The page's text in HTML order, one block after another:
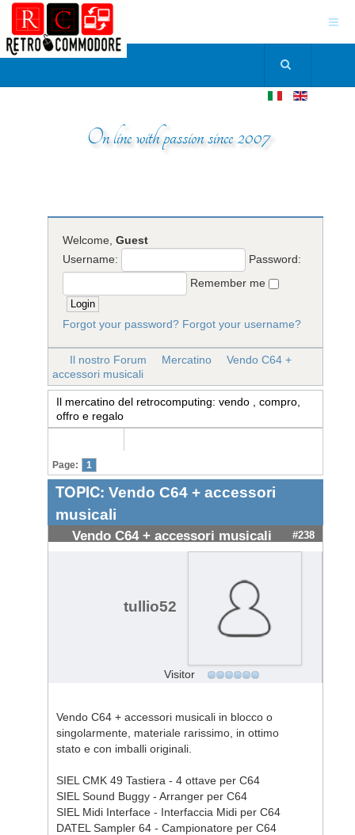
On line with passion since 2007
Welcome,Guest
Username:
Password:
Remember me
Forgot your password? Forgot your username?
Il nostro Forum Mercatino
Vendo C64 +
accessori musicali
Il mercatino del retrocomputing: vendo , compro,
offro e regalo
Page: 1
TOPIC: Vendo C64 + accessori
musicali
Vendo C64 + accessori musicali #238
tullio52
Visitor
Vendo C64 + accessori musicali in blocco o
singolarmente, materiale rarissimo, in ottimo
stato e con imballi originali.
SIEL CMK 49 Tastiera - 4 ottave per C64
SIEL Sound Buggy - Arranger per C64
SIEL Midi Interface - Interfaccia Midi per C64
DATEL Sampler 64 - Campionatore per C64